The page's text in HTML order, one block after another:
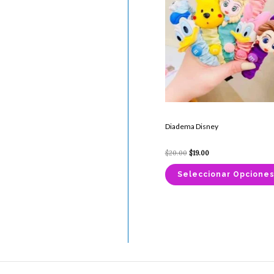
Diadema Disney
$20.00 $19.00
Seleccionar Opciones